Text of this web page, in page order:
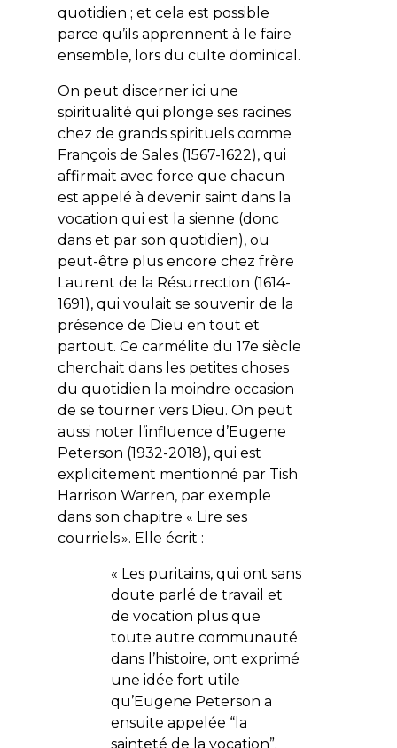
quotidien ; et cela est possible
parce qu’ils apprennent à le faire
ensemble, lors du culte dominical.
On peut discerner ici une
spiritualité qui plonge ses racines
chez de grands spirituels comme
François de Sales (1567-1622), qui
affirmait avec force que chacun
est appelé à devenir saint dans la
vocation qui est la sienne (donc
dans et par son quotidien), ou
peut-être plus encore chez frère
Laurent de la Résurrection (1614-
1691), qui voulait se souvenir de la
présence de Dieu en tout et
partout. Ce carmélite du 17e siècle
cherchait dans les petites choses
du quotidien la moindre occasion
de se tourner vers Dieu. On peut
aussi noter l’influence d’Eugene
Peterson (1932-2018), qui est
explicitement mentionné par Tish
Harrison Warren, par exemple
dans son chapitre « Lire ses
courriels ». Elle écrit :
« Les puritains, qui ont sans
doute parlé de travail et
de vocation plus que
toute autre communauté
dans l’histoire, ont exprimé
une idée fort utile
qu’Eugene Peterson a
ensuite appelée “la
sainteté de la vocation”.